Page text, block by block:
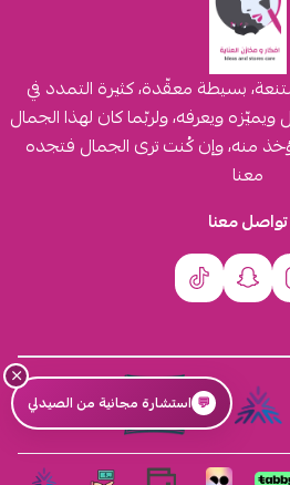
بسيطة معقّدة، كثيرة التمدد في
ويعرفه، ولربّما كان لهذا الجمال
منه، وإن كُنت ترى الجمال فتجده
معنا
تواصل معنا
السجل التجاري
4030431116
×
💬 استشارة مجانية من الصيدلي